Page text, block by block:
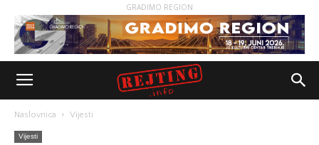
GRADIMO REGION
Naslovnica Vijesti
Vijesti